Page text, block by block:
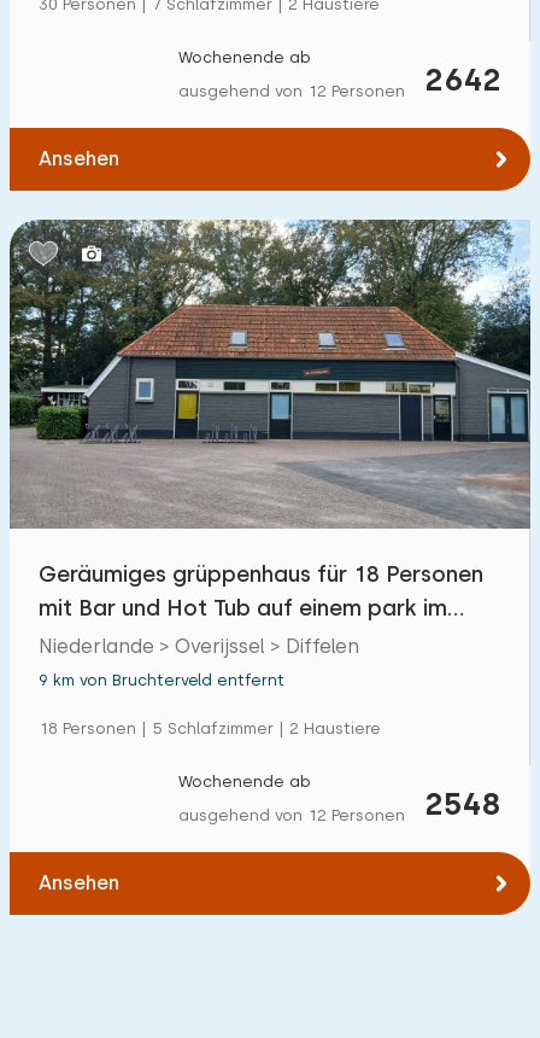
30 Personen | 7 Schlafzimmer | 2 Haustiere
2642
Wochenende ab
ausgehend von 12 Personen
Ansehen
Geräumiges grüppenhaus für 18 Personen
mit Bar und Hot Tub auf einem park im
Vechtdal
Niederlande > Overijssel > Diffelen
9 km von Bruchterveld entfernt
18 Personen | 5 Schlafzimmer | 2 Haustiere
2548
Wochenende ab
ausgehend von 12 Personen
Ansehen